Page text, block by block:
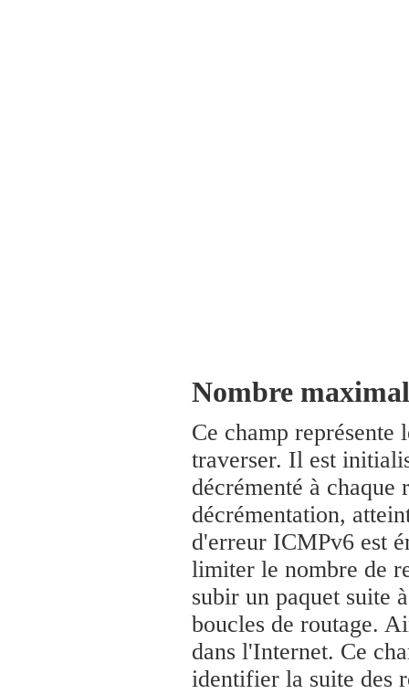
Nombre
Ce champ représente
traverser. Il est
décrémenté à
décrémentation,
d'erreur ICMPv6 est
limiter le nombre de
subir un paquet suite
boucles de routage.
dans l'Internet. Ce
identifier la suite des